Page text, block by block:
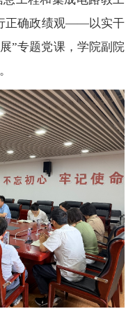
正确政绩观——以实干
”专题党课，学院副院